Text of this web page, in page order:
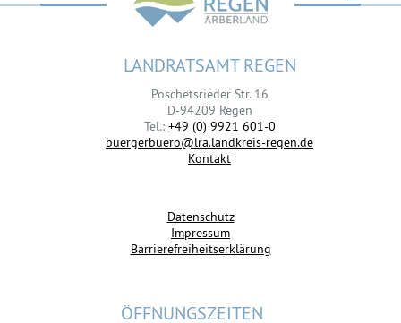
LANDRATSAMT REGEN
Poschetsrieder Str. 16
D-94209 Regen
Tel.: +49 (0) 9921 601-0
buergerbuero@lra.landkreis-regen.de
Kontakt
Datenschutz
Impressum
Barrierefreiheitserklärung
ÖFFNUNGSZEITEN